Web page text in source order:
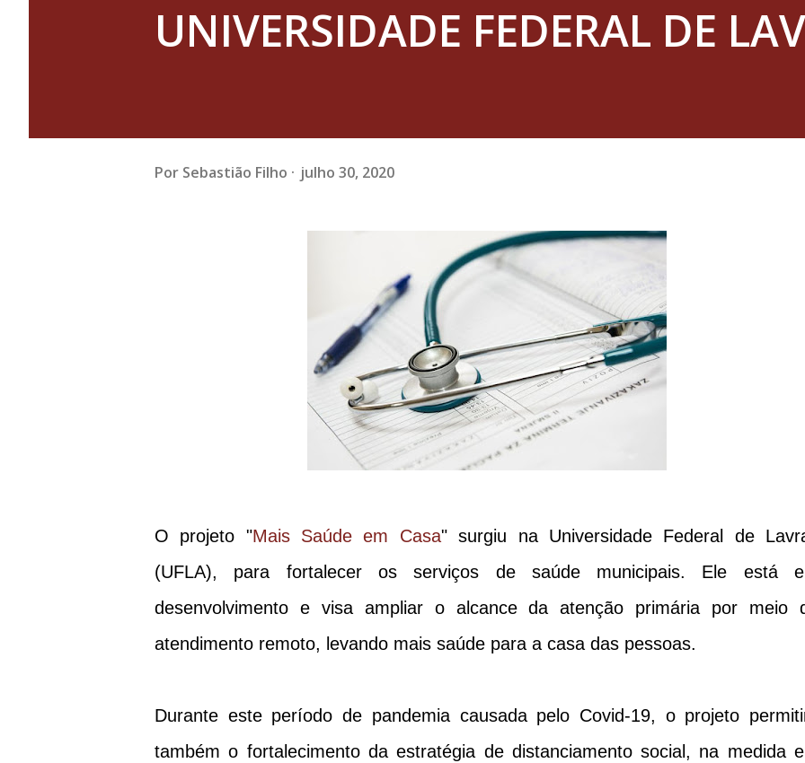
UNIVERSIDADE FEDERAL DE
Por Sebastião Filho julho 30, 2020
O projeto "Mais Saúde em Casa" surgiu na Universidade Federal de
(UFLA), para fortalecer os serviços de saúde municipais. Ele está
desenvolvimento e visa ampliar o alcance da atenção primária por meio
atendimento remoto, levando mais saúde para a casa das pessoas.
Durante este período de pandemia causada pelo Covid-19, o projeto
também o fortalecimento da estratégia de distanciamento social, na medida